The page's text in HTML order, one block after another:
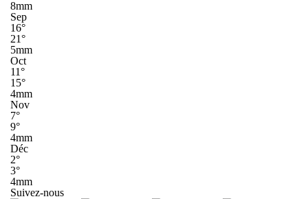
8mm
Sep
16°
21°
5mm
Oct
11°
15°
4mm
Nov
7°
9°
4mm
Déc
2°
3°
4mm
Suivez-nous